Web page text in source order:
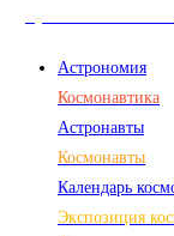
Астрономия
Космонавтика
Астронавты
Космонавты
Календарь
Экспозиция